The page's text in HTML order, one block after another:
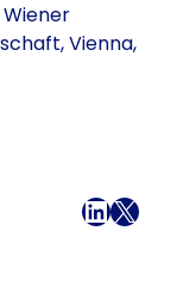
Wiener
Vienna,
LinkedIn
X メール